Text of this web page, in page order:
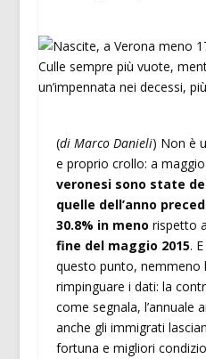
(di Marco Danieli) Non è
e proprio crollo: a
veronesi sono state
quelle dell’anno
30.8% in meno rispetto
fine del maggio 2015.
questo punto, nemmeno
rimpinguare i dati: la
come segnala, l’annuale
anche gli immigrati
fortuna e migliori